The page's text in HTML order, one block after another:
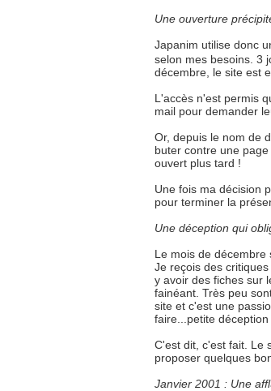
Une ouverture
Japanim utilise donc
selon mes besoins. 3
décembre, le site est
L'accès n'est permis
mail pour demander
Or, depuis le nom de
buter contre une
ouvert plus tard !
Une fois ma décision
pour terminer la
Une déception qui
Le mois de décembre
Je reçois des
y avoir des fiches sur
fainéant. Très peu
site et c'est une
faire...petite
C'est dit, c'est fait. Le
proposer quelques
Janvier 2001 : Une